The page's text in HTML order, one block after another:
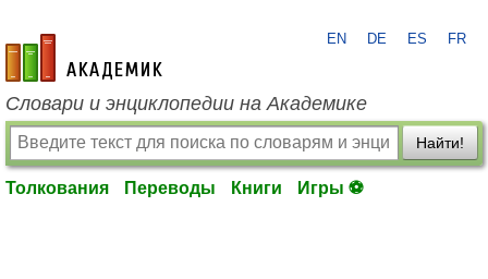
academic.ru
EN DE ES FR
Словари и энциклопедии на Академике
Найти!
Толкования Переводы Книги Игры ⚽